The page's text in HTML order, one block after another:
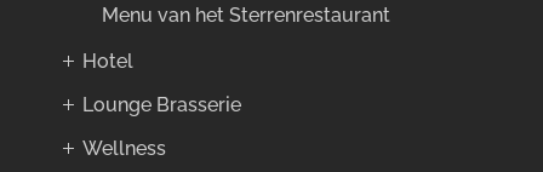
Menu van het Sterrenrestaurant
Hotel
Lounge Brasserie
Wellness